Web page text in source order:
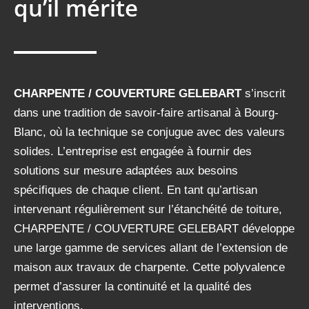
qu’il mérite
CHARPENTE / COUVERTURE GELEBARTs’inscrit
dans une tradition de savoir-faire artisanal à Bourg-
Blanc, où la technique se conjugue avec des valeurs
solides. L’entreprise est engagée à fournir des
solutions sur mesure adaptées aux besoins
spécifiques de chaque client. En tant qu’artisan
intervenant régulièrement sur l’étanchéité de toiture,
CHARPENTE / COUVERTURE GELEBART développe
une large gamme de services allant de l’extension de
maison aux travaux de charpente. Cette polyvalence
permet d’assurer la continuité et la qualité des
interventions.